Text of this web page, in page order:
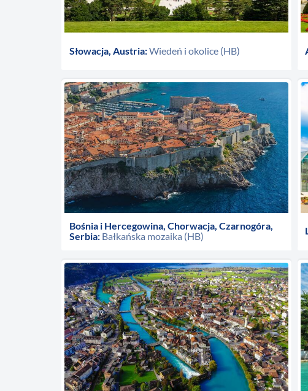
Słowacja, Austria:Wiedeń i okolice (HB)
Bośnia i Hercegowina, Chorwacja, Czarnogóra,
Serbia:Bałkańska mozaika (HB)